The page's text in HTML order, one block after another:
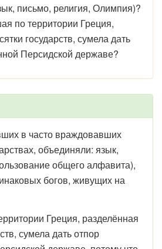
письмо, религия, Олимпия)?
по территории Греция,
государств, сумела дать
Персидской державе?
в часто враждовавших
объединяли: язык,
общего алфавита),
богов, живущих на
Греция, разделённая
сумела дать отпор